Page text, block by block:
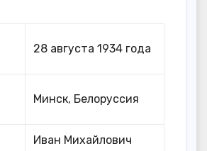
28 августа 1934 года
Минск, Белоруссия
Иван Михайлович